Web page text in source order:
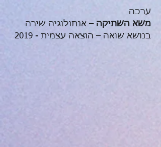
ערכה
משא השתיקה – אנתולוגיה שירה
בנושא שואה – הוצאה עצמית - 2019